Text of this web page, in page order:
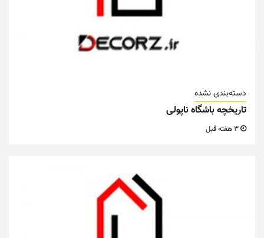
دسته‌بندی نشده
تاریخچه باشگاه ناپولی